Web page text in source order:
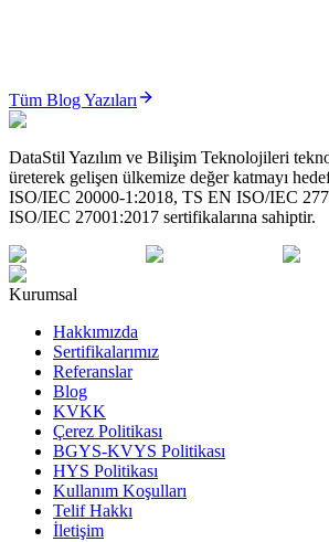
Oku
Tüm Blog Yazıları
DataStil Yazılım ve Bilişim Teknolojileri
üreterek gelişen ülkemize değer katmayı
ISO/IEC 20000-1:2018, TS EN ISO/IEC
ISO/IEC 27001:2017 sertifikalarına sahiptir.
Kurumsal
Hakkımızda
Sertifikalarımız
Referanslar
Blog
KVKK
Çerez Politikası
BGYS-KVYS Politikası
HYS Politikası
Kullanım Koşulları
Telif Hakkı
İletişim